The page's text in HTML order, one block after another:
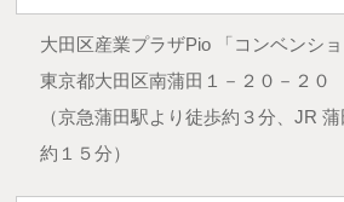
大田区産業プラザPio 「コンベンショ
東京都大田区南蒲田１－２０－２０
（京急蒲田駅より徒歩約３分、JR
約１５分）